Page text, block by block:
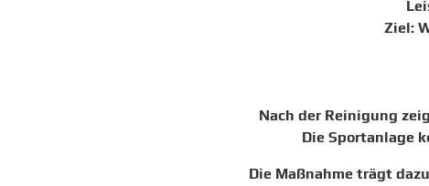
Ziel:
Nach der Reinigung
Die Sportanlage
Die Maßnahme trägt